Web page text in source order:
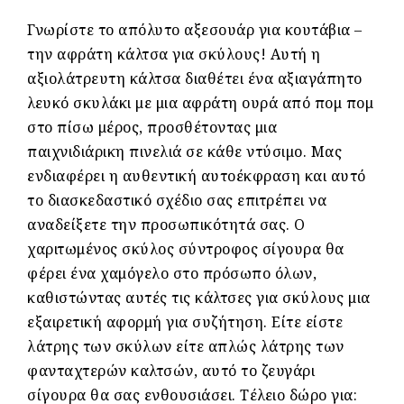
Γνωρίστε το απόλυτο αξεσουάρ για κουτάβια –
την αφράτη κάλτσα για σκύλους! Αυτή η
αξιολάτρευτη κάλτσα διαθέτει ένα αξιαγάπητο
λευκό σκυλάκι με μια αφράτη ουρά από πομ πομ
στο πίσω μέρος, προσθέτοντας μια
παιχνιδιάρικη πινελιά σε κάθε ντύσιμο. Μας
ενδιαφέρει η αυθεντική αυτοέκφραση και αυτό
το διασκεδαστικό σχέδιο σας επιτρέπει να
αναδείξετε την προσωπικότητά σας. Ο
χαριτωμένος σκύλος σύντροφος σίγουρα θα
φέρει ένα χαμόγελο στο πρόσωπο όλων,
καθιστώντας αυτές τις κάλτσες για σκύλους μια
εξαιρετική αφορμή για συζήτηση. Είτε είστε
λάτρης των σκύλων είτε απλώς λάτρης των
φανταχτερών καλτσών, αυτό το ζευγάρι
σίγουρα θα σας ενθουσιάσει. Τέλειο δώρο για: